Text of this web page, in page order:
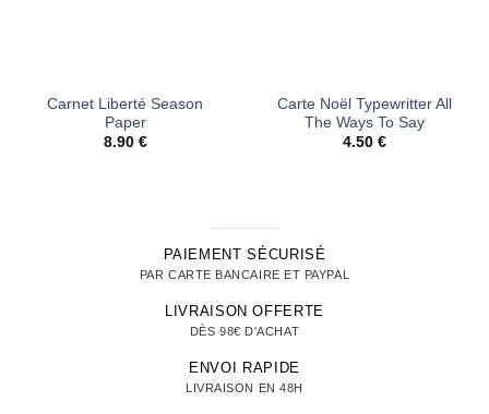
Carnet Liberté Season
Paper
8.90 €
Carte Noël Typewritter All
The Ways To Say
4.50 €
PAIEMENT SÉCURISÉ
PAR CARTE BANCAIRE ET PAYPAL
LIVRAISON OFFERTE
DÈS 98€ D'ACHAT
ENVOI RAPIDE
LIVRAISON EN 48H